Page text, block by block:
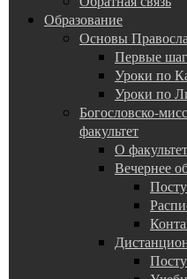
Образование
Основы
Первые
Уроки по
Уроки по
Богословско-
факультет
О
Вечернее